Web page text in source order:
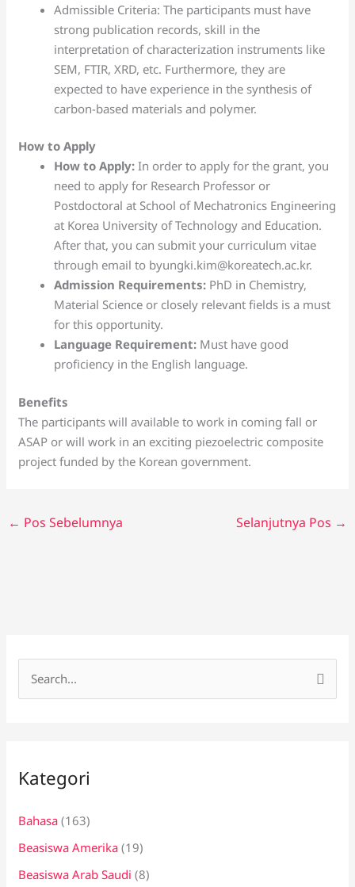
Admissible Criteria: The participants must have
strong publication records, skill in the
interpretation of characterization instruments like
SEM, FTIR, XRD, etc. Furthermore, they are
expected to have experience in the synthesis of
carbon-based materials and polymer.
How to Apply
How to Apply:In order to apply for the grant, you
need to apply for Research Professor or
Postdoctoral at School of Mechatronics Engineering
at Korea University of Technology and Education.
After that, you can submit your curriculum vitae
through email to byungki.kim@koreatech.ac.kr.
Admission Requirements: PhD in Chemistry,
Material Science or closely relevant fields is a must
for this opportunity.
Language Requirement: Must have good
proficiency in the English language.
Benefits
The participants will available to work in coming fall or
ASAP or will work in an exciting piezoelectric composite
project funded by the Korean government.
← Pos Sebelumnya Selanjutnya Pos →
u
t
u
k
Kategori
Bahasa (163)
Beasiswa Amerika (19)
Beasiswa Arab Saudi (8)